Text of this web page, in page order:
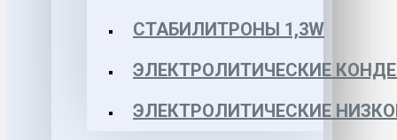
СТАБИЛИТРОНЫ 1,3W
ЭЛЕКТРОЛИТИЧЕСКИЕ
ЭЛЕКТРОЛИТИЧЕСКИЕ